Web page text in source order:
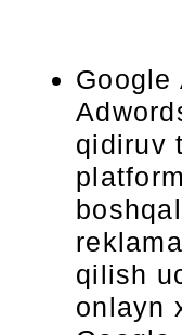
Google
qidiruv
qilish
onlayn